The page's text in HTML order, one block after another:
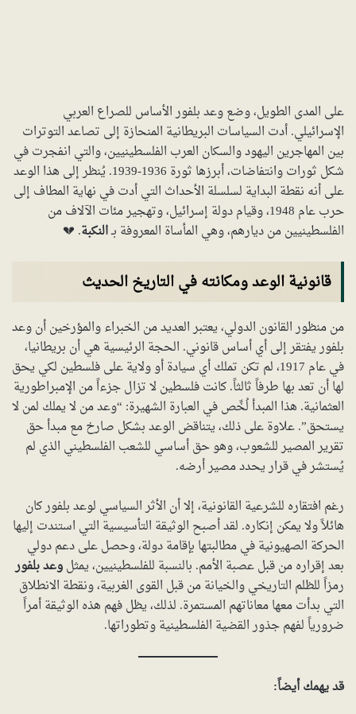
على المدى الطويل، وضع وعد بلفور الأساس للصراع العربي
الإسرائيلي. أدت السياسات البريطانية المنحازة إلى تصاعد التوترات
بين المهاجرين اليهود والسكان العرب الفلسطينيين، والتي انفجرت في
شكل ثورات وانتفاضات، أبرزها ثورة 1936-1939. يُنظر إلى هذا الوعد
على أنه نقطة البداية لسلسلة الأحداث التي أدت في نهاية المطاف إلى
حرب عام 1948، وقيام دولة إسرائيل، وتهجير مئات الآلاف من
الفلسطينيين من ديارهم، وهي المأساة المعروفة بـالنكبة. 💔
قانونية الوعد ومكانته في التاريخ الحديث
من منظور القانون الدولي، يعتبر العديد من الخبراء والمؤرخين أن وعد
بلفور يفتقر إلى أي أساس قانوني. الحجة الرئيسية هي أن بريطانيا،
في عام 1917، لم تكن تملك أي سيادة أو ولاية على فلسطين لكي يحق
لها أن تعد بها طرفاً ثالثاً. كانت فلسطين لا تزال جزءاً من الإمبراطورية
العثمانية. هذا المبدأ لُخِّص في العبارة الشهيرة: “وعد من لا يملك لمن لا
يستحق”. علاوة على ذلك، يتناقض الوعد بشكل صارخ مع مبدأ حق
تقرير المصير للشعوب، وهو حق أساسي للشعب الفلسطيني الذي لم
يُستشر في قرار يحدد مصير أرضه.
رغم افتقاره للشرعية القانونية، إلا أن الأثر السياسي لوعد بلفور كان
هائلاً ولا يمكن إنكاره. لقد أصبح الوثيقة التأسيسية التي استندت إليها
الحركة الصهيونية في مطالبتها بإقامة دولة، وحصل على دعم دولي
بعد إقراره من قبل عصبة الأمم. بالنسبة للفلسطينيين، يمثلوعد بلفور
رمزاً للظلم التاريخي والخيانة من قبل القوى الغربية، ونقطة الانطلاق
التي بدأت معها معاناتهم المستمرة. لذلك، يظل فهم هذه الوثيقة أمراً
ضرورياً لفهم جذور القضية الفلسطينية وتطوراتها.
قد يهمك أيضاً: